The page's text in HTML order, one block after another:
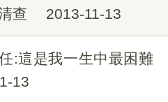
查
2013-11-13
:這是我一生中最困難
13